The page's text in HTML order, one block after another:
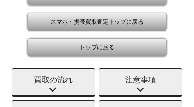
スマホ・携帯買取査定トップに戻る
トップに戻る
買取の流れ 注意事項